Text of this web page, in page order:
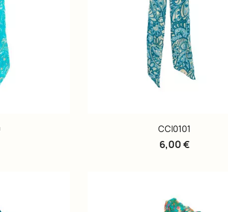
CCI0101
6,00 €